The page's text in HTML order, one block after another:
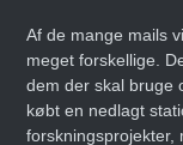
Af de mange mails
meget forskellige.
dem der skal bruge
købt en nedlagt
forskningsprojekter,